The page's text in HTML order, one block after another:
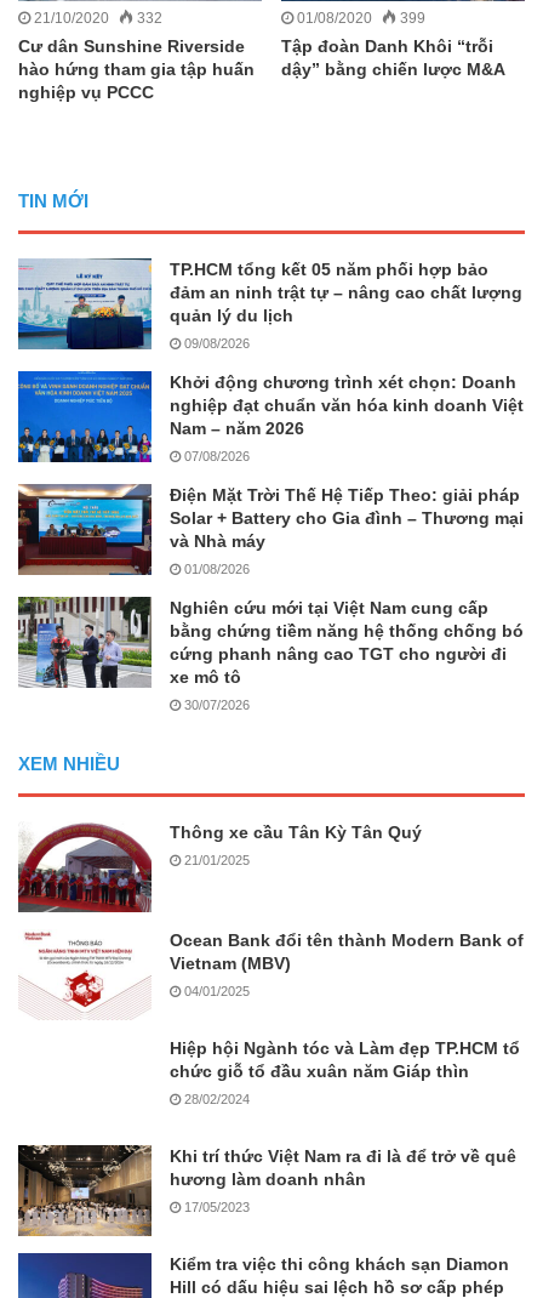
21/10/2020 332
Cư dân Sunshine Riverside
hào hứng tham gia tập huấn
nghiệp vụ PCCC
01/08/2020 399
Tập đoàn Danh Khôi “trỗi
dậy” bằng chiến lược M&A
TIN MỚI
TP.HCM tổng kết 05 năm phối hợp bảo
đảm an ninh trật tự – nâng cao chất lượng
quản lý du lịch
09/08/2026
Khởi động chương trình xét chọn: Doanh
nghiệp đạt chuẩn văn hóa kinh doanh Việt
Nam – năm 2026
07/08/2026
Điện Mặt Trời Thế Hệ Tiếp Theo: giải pháp
Solar + Battery cho Gia đình – Thương mại
và Nhà máy
01/08/2026
Nghiên cứu mới tại Việt Nam cung cấp
bằng chứng tiềm năng hệ thống chống bó
cứng phanh nâng cao TGT cho người đi
xe mô tô
30/07/2026
XEM NHIỀU
Thông xe cầu Tân Kỳ Tân Quý
21/01/2025
Ocean Bank đổi tên thành Modern Bank of
Vietnam (MBV)
04/01/2025
Hiệp hội Ngành tóc và Làm đẹp TP.HCM tổ
chức giỗ tổ đầu xuân năm Giáp thìn
28/02/2024
Khi trí thức Việt Nam ra đi là để trở về quê
hương làm doanh nhân
17/05/2023
Kiểm tra việc thi công khách sạn Diamon
Hill có dấu hiệu sai lệch hồ sơ cấp phép